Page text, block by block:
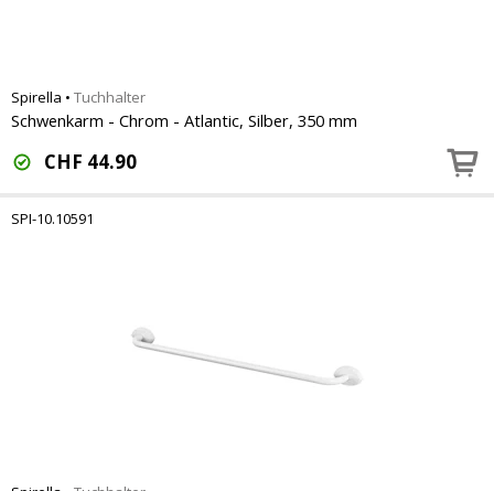
Spirella • Tuchhalter
Schwenkarm - Chrom - Atlantic, Silber, 350 mm
CHF 44.90
SPI-10.10591